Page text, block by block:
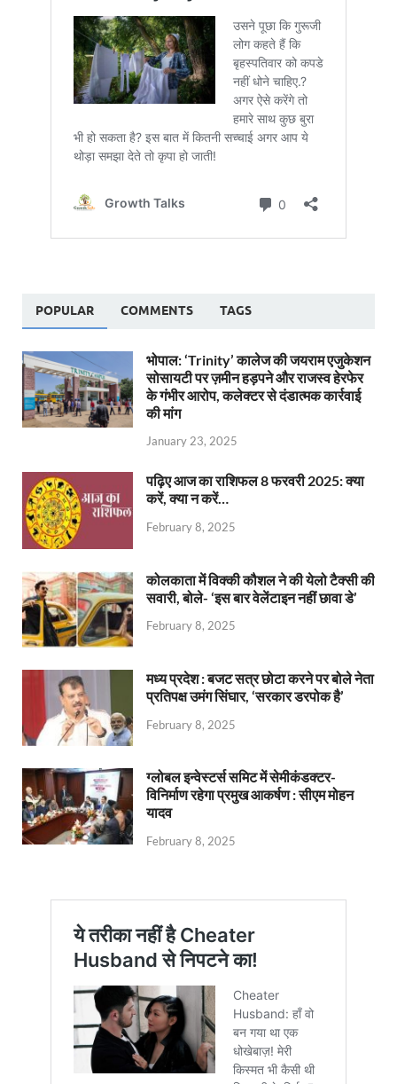
POPULAR COMMENTS TAGS
भोपाल: ‘Trinity’ कालेज की जयराम एजुकेशन
सोसायटी पर ज़मीन हड़पने और राजस्व हेरफेर
के गंभीर आरोप, कलेक्टर से दंडात्मक कार्रवाई
की मांग
January 23, 2025
पढ़िए आज का राशिफल 8 फरवरी 2025: क्या
करें, क्या न करें…
February 8, 2025
कोलकाता में विक्की कौशल ने की येलो टैक्सी की
सवारी, बोले- ‘इस बार वेलेंटाइन नहीं छावा डे’
February 8, 2025
मध्य प्रदेश : बजट सत्र छोटा करने पर बोले नेता
प्रतिपक्ष उमंग सिंघार, ‘सरकार डरपोक है’
February 8, 2025
ग्लोबल इन्वेस्टर्स समिट में सेमीकंडक्टर-
विनिर्माण रहेगा प्रमुख आकर्षण : सीएम मोहन
यादव
February 8, 2025